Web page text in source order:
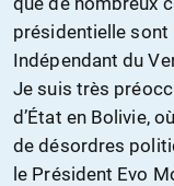
présidentielle sont
Indépendant du
Je suis très
d’État en Bolivie,
de désordres
le Président Evo